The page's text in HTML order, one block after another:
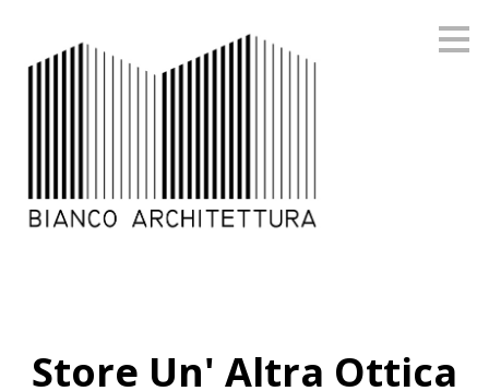
contenuti
Store Un' Altra Ottica